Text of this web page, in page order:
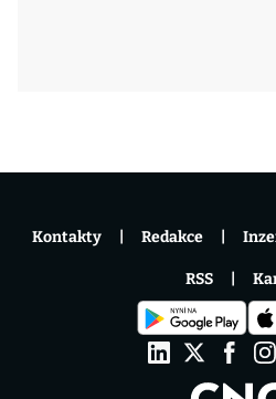
Kontakty Redakce
RSS